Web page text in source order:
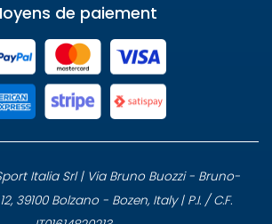
de paiement
Italia Srl | Via Bruno Buozzi - Bruno-
39100 Bolzano - Bozen, Italy | P.I. / C.F.